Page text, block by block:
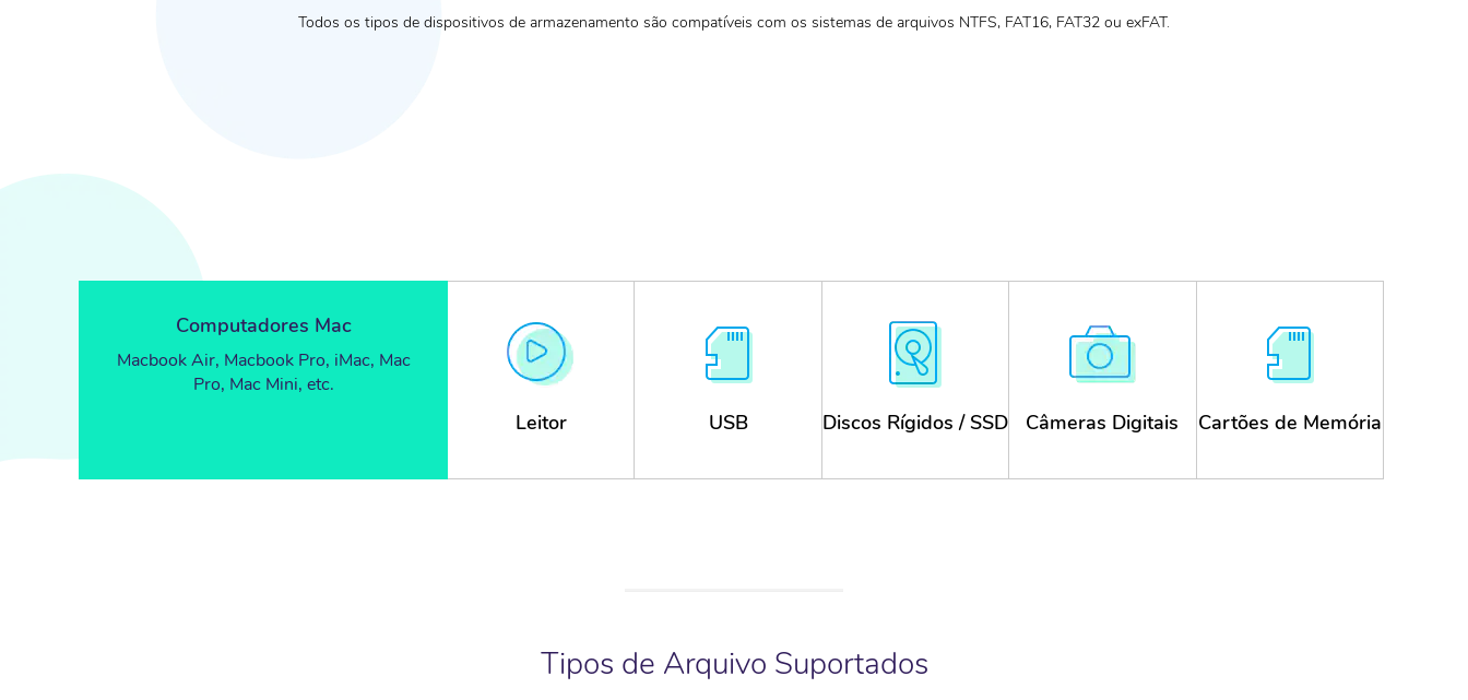
Todos os tipos de dispositivos de armazenamento são compatíveis com os sistemas de arquivos NTFS, FAT16, FAT32 ou exFAT.
Computadores Mac
Macbook Air, Macbook Pro, iMac, Mac
Pro, Mac Mini, etc.
Leitor
Classic, Shuffle) e
USB
diferentes marcas,
Discos Rígidos / SSD
Seagate, Toshiba,
Câmeras Digitais
Panasonic, Sony,
Cartões de Memória
XD, MMC e
Tipos de Arquivo Suportados